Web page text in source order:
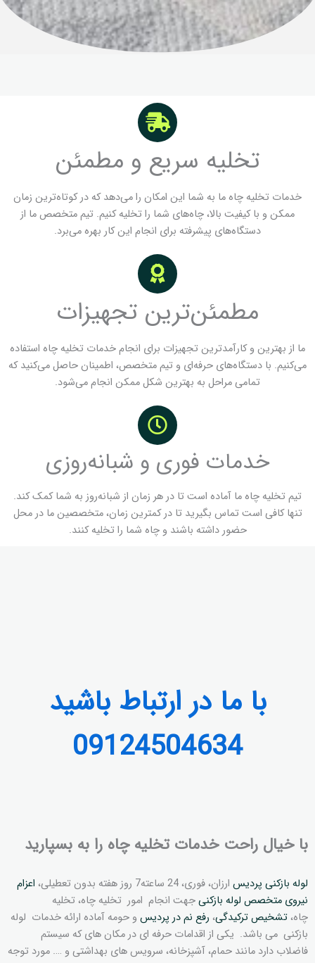
تخلیه سریع و مطمئن
خدمات تخلیه چاه ما به شما این امکان را می‌دهد که در کوتاه‌ترین زمان
ممکن و با کیفیت بالا، چاه‌های شما را تخلیه کنیم. تیم متخصص ما از
دستگاه‌های پیشرفته برای انجام این کار بهره می‌برد.
مطمئن‌ترین تجهیزات
ما از بهترین و کارآمدترین تجهیزات برای انجام خدمات تخلیه چاه استفاده
می‌کنیم. با دستگاه‌های حرفه‌ای و تیم متخصص، اطمینان حاصل می‌کنید که
تمامی مراحل به بهترین شکل ممکن انجام می‌شود.
خدمات فوری و شبانه‌روزی
تیم تخلیه چاه ما آماده است تا در هر زمان از شبانه‌روز به شما کمک کند.
تنها کافی است تماس بگیرید تا در کمترین زمان، متخصصین ما در محل
حضور داشته باشند و چاه شما را تخلیه کنند.
با ما در ارتباط باشید
09124504634
با خیال راحت خدمات تخلیه چاه را به بسپارید
لوله بازکنی پردیس ارزان، فوری، 24 ساعته7 روز هفته بدون تعطیلی،
اعزام
نیروی متخصص لوله بازکنیجهت انجام امور تخلیه چاه، تخلیه
چاه، تشخیص ترکیدگی، رفع نم در پردیس و حومه آماده ارائه خدمات لوله
بازکنی می باشد. یکی از اقدامات حرفه ای در مکان های که سیستم
فاضلاب دارد مانند حمام، آشپزخانه، سرویس های بهداشتی و …. مورد توجه